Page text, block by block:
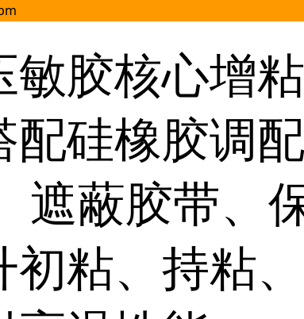
敏胶核心增
配硅橡胶调
遮蔽胶带、
初粘、持粘